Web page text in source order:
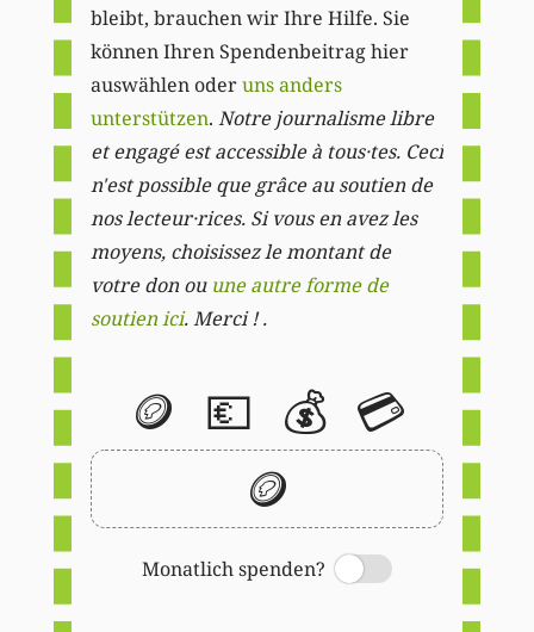
bleibt, brauchen wir Ihre Hilfe. Sie
können Ihren Spendenbeitrag hier
auswählen oderuns anders
unterstützen. Notre journalisme libre
et engagé est accessible à tous·tes. Ceci
n'est possible que grâce au soutien de
nos lecteur·rices. Si vous en avez les
moyens, choisissez le montant de
votre don ou une autre forme de
soutien ici. Merci ! .
🪙 💶 💰 💳
🪙
Monatlich spenden?
Switch